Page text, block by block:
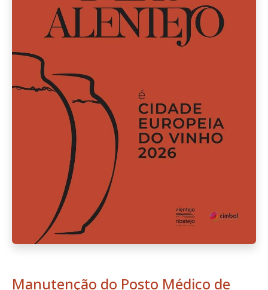
Manutenção do Posto Médico de